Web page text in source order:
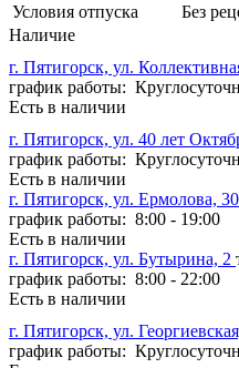
Условия отпуска
Без
Наличие
г. Пятигорск, ул.
график работы:
Есть в наличии
г. Пятигорск, ул. 40 лет
график работы:
Есть в наличии
г. Пятигорск, ул. Ермолова, 30
график работы: 8:00 - 19:00
Есть в наличии
г. Пятигорск, ул. Бутырина, 2
график работы: 8:00 - 22:00
Есть в наличии
г. Пятигорск, ул.
график работы: